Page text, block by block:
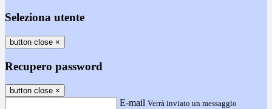
Seleziona utente
button close ×
Recupero password
button close ×
E-mail Verrà inviato un messaggio